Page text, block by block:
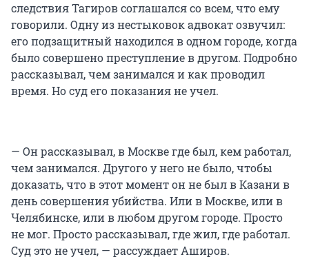
следствия Тагиров соглашался со всем, что ему
говорили. Одну из нестыковок адвокат озвучил:
его подзащитный находился в одном городе, когда
было совершено преступление в другом. Подробно
рассказывал, чем занимался и как проводил
время. Но суд его показания не учел.
— Он рассказывал, в Москве где был, кем работал,
чем занимался. Другого у него не было, чтобы
доказать, что в этот момент он не был в Казани в
день совершения убийства. Или в Москве, или в
Челябинске, или в любом другом городе. Просто
не мог. Просто рассказывал, где жил, где работал.
Суд это не учел, — рассуждает Аширов.